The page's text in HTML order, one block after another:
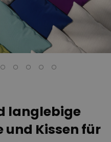
langlebige
Kissen für